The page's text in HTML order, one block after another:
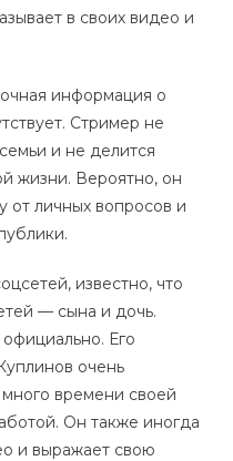
в своих видео и
информация о
Стример не
и не делится
жизни. Вероятно, он
от личных вопросов и
известно, что
— сына и дочь.
Его
очень
времени своей
Он также иногда
и выражает свою